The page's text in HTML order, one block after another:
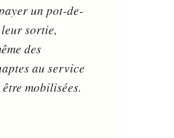
un pot-de-
sortie,
des
au service
mobilisées.